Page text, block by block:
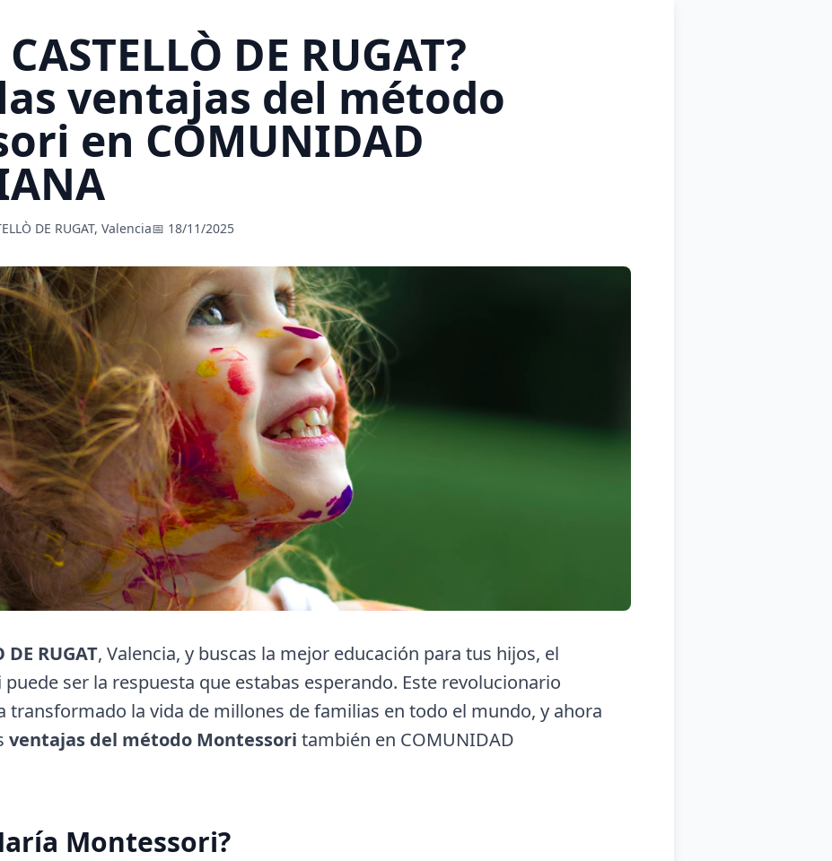
DE RUGAT?
ventajas del método
en COMUNIDAD
DE RUGAT, Valencia📅 18/11/2025
DE RUGAT, Valencia, y buscas la mejor educación para tus hijos, el
puede ser la respuesta que estabas esperando. Este revolucionario
transformado la vida de millones de familias en todo el mundo, y ahora
ventajas del método Montessori también en COMUNIDAD
Montessori?